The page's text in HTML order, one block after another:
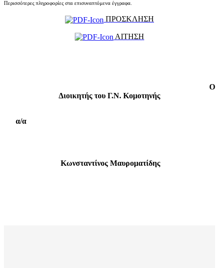
Περισσότερες πληροφορίες στα επισυναπτόμενα έγγραφα.
ΠΡΟΣΚΛΗΣΗ
ΑΙΤΗΣΗ
Ο
Διοικητής του Γ.Ν. Κομοτηνής
α/α
Κωνσταντίνος Μαυροματίδης